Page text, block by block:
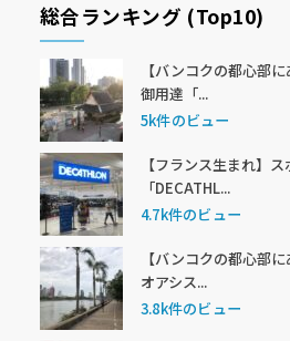
総合ランキング (Top10)
【バンコクの都心部
御用達「...
5k件のビュー
【フランス生まれ】
「DECATHL...
4.7k件のビュー
【バンコクの都心部
オアシス...
3.8k件のビュー